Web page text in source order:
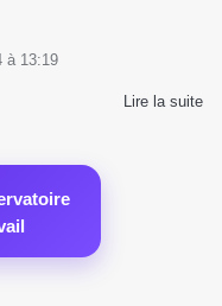
à 13:19
Lire la suite